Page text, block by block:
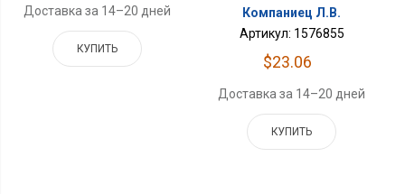
Доставка за 14–20 дней
КУПИТЬ
Компаниец Л.В.
Артикул: 1576855
$23.06
Доставка за 14–20 дней
КУПИТЬ